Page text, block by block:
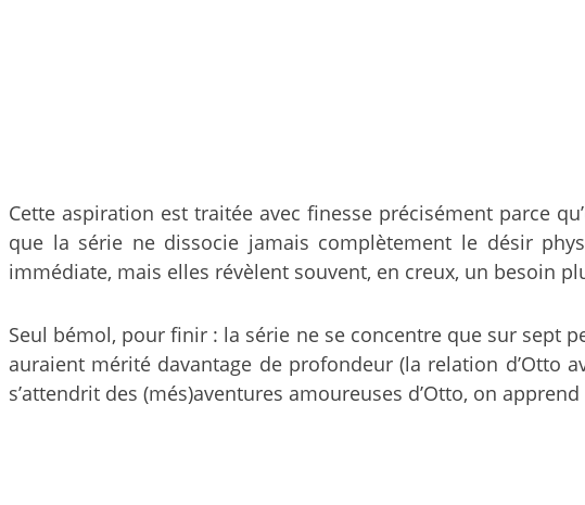
Cette aspiration est traitée avec finesse précisément parce
que la série ne dissocie jamais complètement le désir
immédiate, mais elles révèlent souvent, en creux, un besoin
Seul bémol, pour finir : la série ne se concentre que sur sept
auraient mérité davantage de profondeur (la relation d’Otto
s’attendrit des (més)aventures amoureuses d’Otto, on